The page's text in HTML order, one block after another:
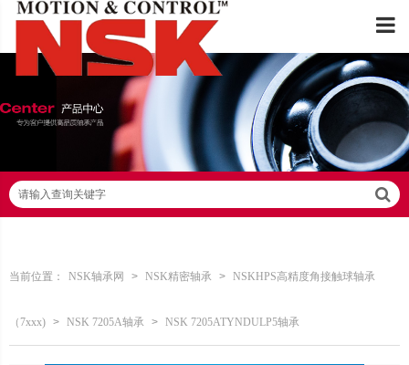
请输入查询关键字
当前位置： NSK轴承网 > NSK精密轴承 > NSKHPS高精度角接触球轴承
（7xxx) > NSK 7205A轴承 > NSK 7205ATYNDULP5轴承